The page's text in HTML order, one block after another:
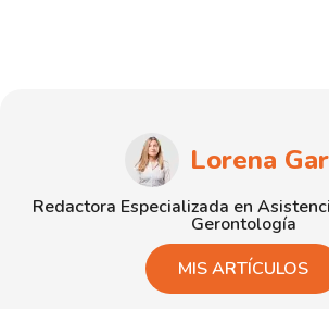
Lorena
Redactora Especializada en
Gerontología
MIS ARTÍCULOS